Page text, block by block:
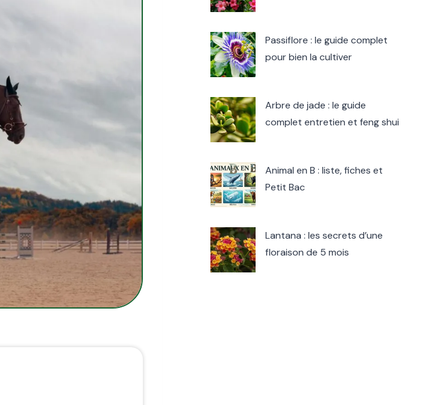
Passiflore : le guide complet
pour bien la cultiver
Arbre de jade : le guide
complet entretien et feng shui
Animal en B : liste, fiches et
Petit Bac
Lantana : les secrets d’une
floraison de 5 mois